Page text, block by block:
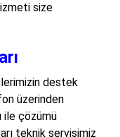
size
destek
üzerinden
ile çözümü
teknik servisimiz